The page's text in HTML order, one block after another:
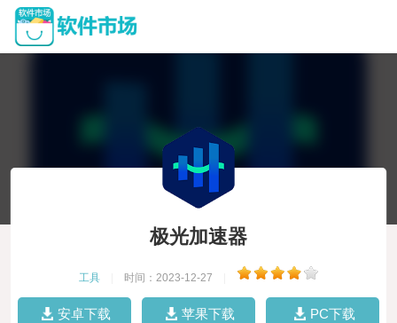
极光加速器
工具 时间：2023-12-27
安卓下载 苹果下载 PC下载